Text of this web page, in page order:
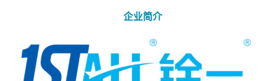
企业简介